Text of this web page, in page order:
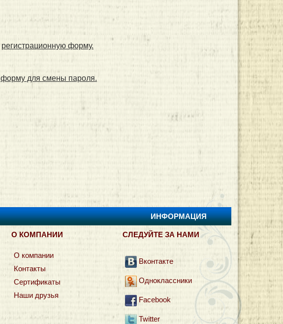
регистрационную форму.
форму для смены пароля.
ИНФОРМАЦИЯ
О КОМПАНИИ СЛЕДУЙТЕ ЗА НАМИ
О компании
Контакты
Сертификаты
Наши друзья
Вконтакте
Одноклассники
Facebook
Twitter